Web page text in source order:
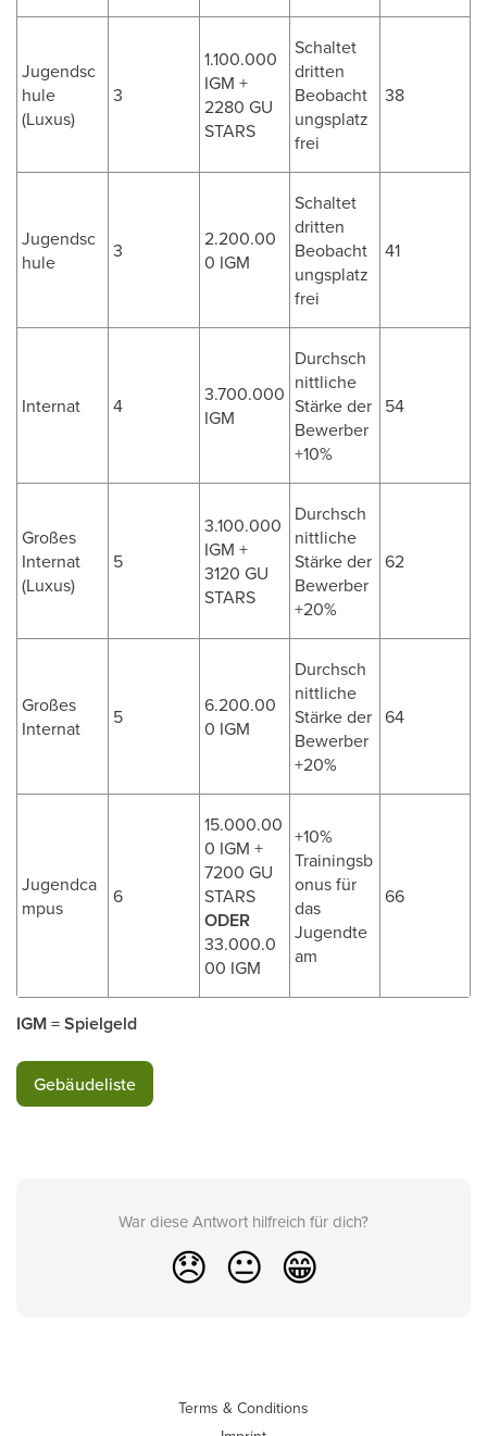
Jugendsc
hule
(Luxus)
3
1.100.000
IGM +
2280 GU
STARS
Schaltet
dritten
Beobacht
ungsplatz
frei
38
Jugendsc
hule
3
2.200.00
0 IGM
Schaltet
dritten
Beobacht
ungsplatz
frei
41
Internat 4
3.700.000
IGM
Durchsch
nittliche
Stärke der
Bewerber
+10%
54
Großes
Internat
(Luxus)
5
3.100.000
IGM +
3120 GU
STARS
Durchsch
nittliche
Stärke der
Bewerber
+20%
62
Großes
Internat
5
6.200.00
0 IGM
Durchsch
nittliche
Stärke der
Bewerber
+20%
64
Jugendca
mpus
6
15.000.00
0 IGM +
7200 GU
STARS
ODER
33.000.0
00 IGM
+10%
Trainingsb
onus für
das
Jugendte
am
66
IGM = Spielgeld
Gebäudeliste
War diese Antwort hilfreich für dich?
😞 😐 😁
Terms & Conditions